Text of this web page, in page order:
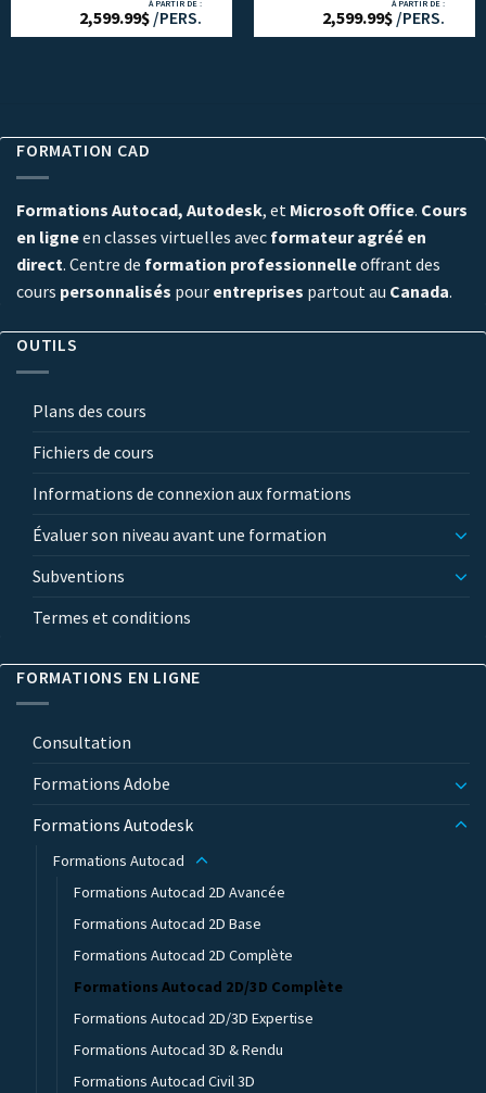
sur 5
À PARTIR DE :
2,599.99$ /PERS.
sur 5
À PARTIR DE :
2,599.99$ /PERS.
FORMATION CAD
Formations Autocad, Autodesk, et Microsoft Office. Cours
en ligneen classes virtuelles avec formateur agréé en
direct. Centre de formation professionnelleoffrant des
cours personnalisés pour entreprises partout au Canada.
OUTILS
Plans des cours
Fichiers de cours
Informations de connexion aux formations
Évaluer son niveau avant une formation
Subventions
Termes et conditions
FORMATIONS EN LIGNE
Consultation
Formations Adobe
Formations Autodesk
Formations Autocad
Formations Autocad 2D Avancée
Formations Autocad 2D Base
Formations Autocad 2D Complète
Formations Autocad 2D/3D Complète
Formations Autocad 2D/3D Expertise
Formations Autocad 3D & Rendu
Formations Autocad Civil 3D